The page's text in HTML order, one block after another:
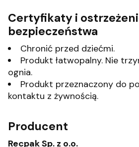
Certyfikaty i
bezpieczeństwa
Chronić przed dziećmi.
Produkt łatwopalny. Nie
ognia.
Produkt przeznaczony do
kontaktu z żywnością.
Producent
Recpak Sp. z o.o.